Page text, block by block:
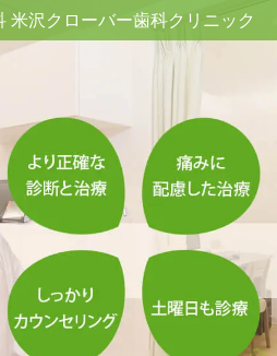
米沢クローバー歯科クリニック